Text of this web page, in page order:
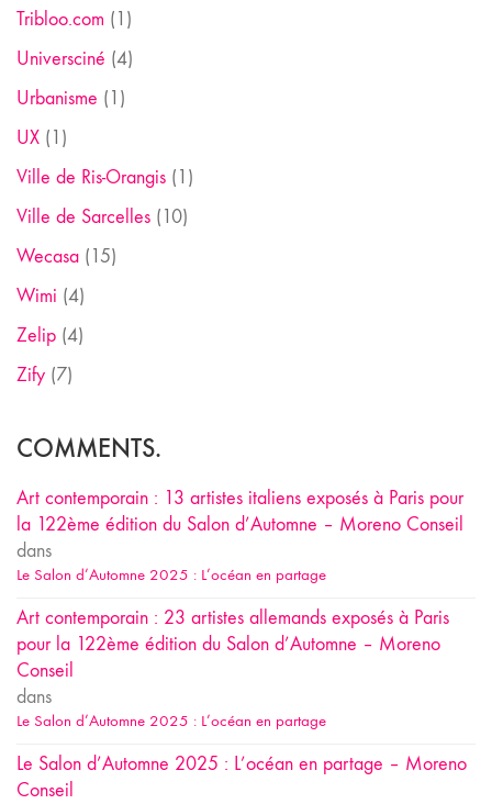
Tribloo.com (1)
Universciné (4)
Urbanisme (1)
UX (1)
Ville de Ris-Orangis (1)
Ville de Sarcelles (10)
Wecasa (15)
Wimi (4)
Zelip (4)
Zify (7)
COMMENTS.
Art contemporain : 13 artistes italiens exposés à Paris pour
la 122ème édition du Salon d’Automne – Moreno Conseil
dans
Le Salon d’Automne 2025 : L’océan en partage
Art contemporain : 23 artistes allemands exposés à Paris
pour la 122ème édition du Salon d’Automne – Moreno
Conseil
dans
Le Salon d’Automne 2025 : L’océan en partage
Le Salon d’Automne 2025 : L’océan en partage – Moreno
Conseil